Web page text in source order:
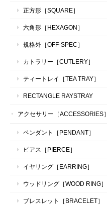
正方形［SQUARE］
六角形［HEXAGON］
規格外［OFF-SPEC］
カトラリー［CUTLERY］
ティートレイ［TEA TRAY］
RECTANGLE RAYSTRAY
アクセサリー［ACCESSORIES］
ペンダント［PENDANT］
ピアス［PIERCE］
イヤリング［EARRING］
ウッドリング［WOOD RING］
ブレスレット［BRACELET］